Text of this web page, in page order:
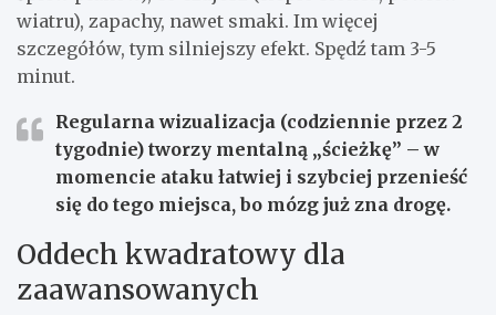
wiatru), zapachy, nawet smaki. Im więcej
szczegółów, tym silniejszy efekt. Spędź tam 3-5
minut.
Regularna wizualizacja (codziennie przez 2
tygodnie) tworzy mentalną „ścieżkę” – w
momencie ataku łatwiej i szybciej przenieść
się do tego miejsca, bo mózg już zna drogę.
Oddech kwadratowy dla
zaawansowanych